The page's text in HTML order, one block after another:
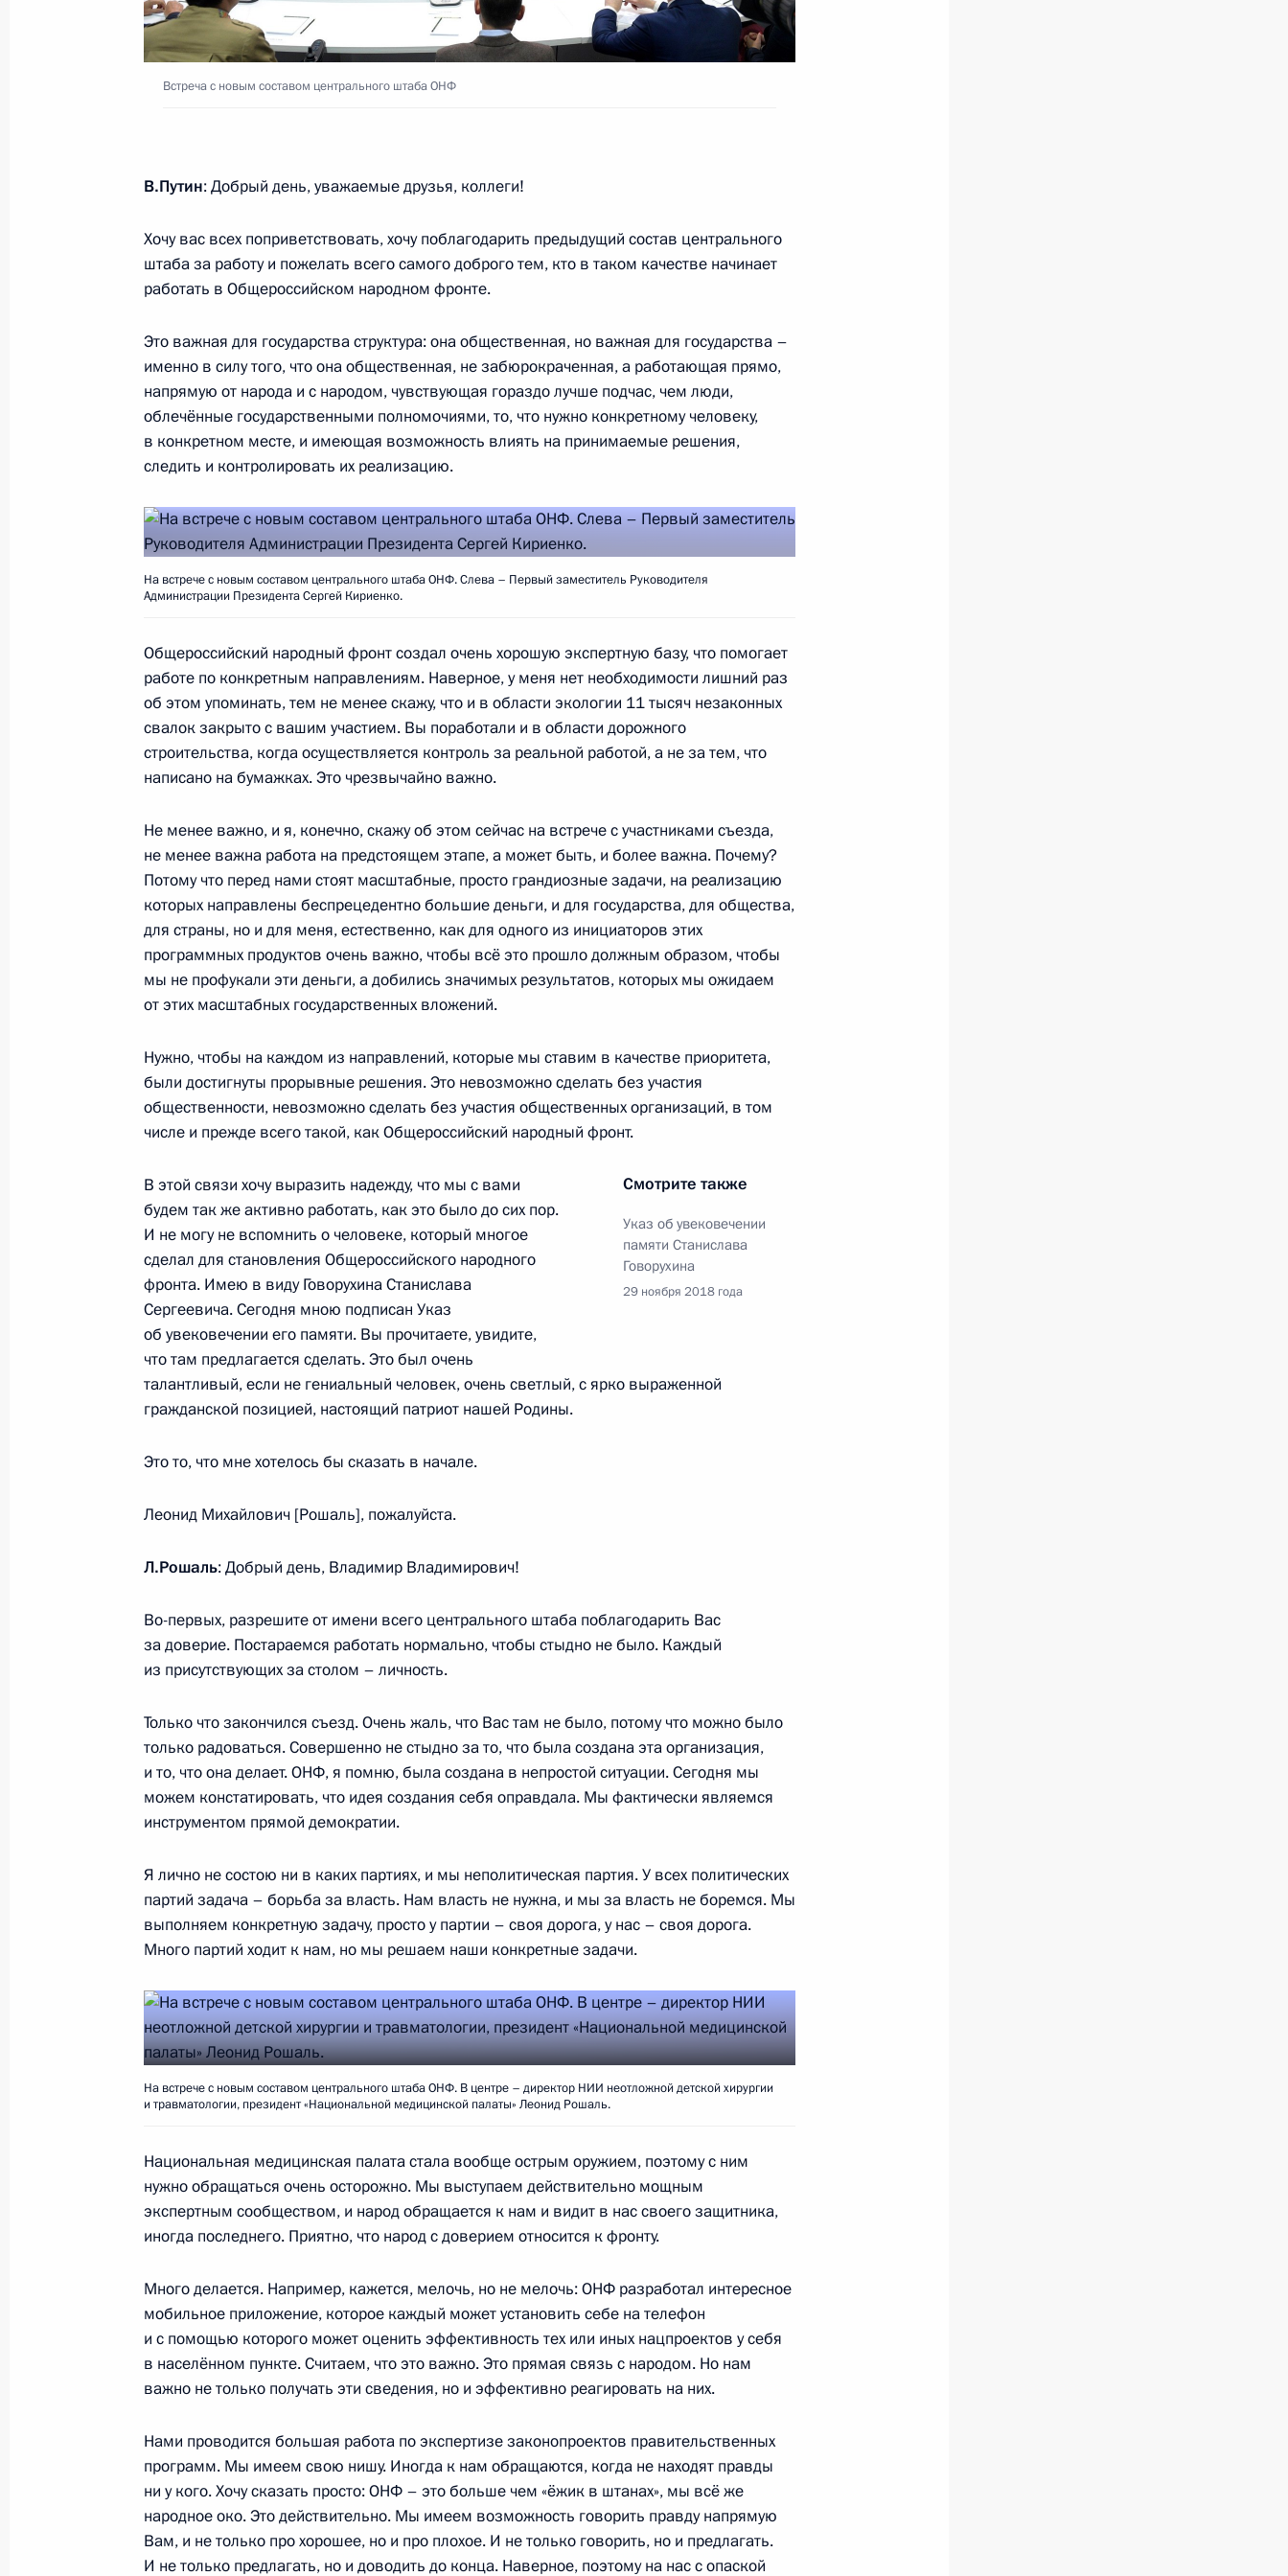
30 ноября 2018 года, 21:00
Встреча лидеров БРИКС
30 ноября 2018 года, 14:45
29 ноября 2018 года, четверг
Заседание Совета Безопасности Российской Федерации
29 ноября 2018 года, 15:40 Московская область, Ново-Огарёво
Съезд Общероссийского народного фронта
29 ноября 2018 года, 14:30 Москва
29 ноября 2018 года, 13:50
Встреча с новым составом центрального штаба ОНФ
29 ноября 2018 года, 13:45 Москва
28 ноября 2018 года, среда
30 ноября – 1 декабря Владимир Путин примет участие
в саммите «Группы двадцати» в Аргентине
28 ноября 2018 года, 17:00
Совещание с членами Правительства
28 ноября 2018 года, 17:00 Московская область, Ново-Огарёво
8
Инвестиционный форум «Россия зовёт!»
28 ноября 2018 года, 15:15 Москва
Телефонный разговор с Президентом Турции Реджепом Тайипом
Эрдоганом
28 ноября 2018 года, 13:20
27 ноября 2018 года, 18:00
27 ноября 2018 года, 14:30 Москва, Кремль
Телефонный разговор с Федеральным канцлером Германии
Ангелой Меркель
27 ноября 2018 года, 00:30
26 ноября 2018 года, понедельник
Встреча с главой Кировской области Игорем Васильевым
26 ноября 2018 года, 14:15 Москва, Кремль
23 ноября 2018 года, пятница
23 ноября 2018 года, 15:30 Ялта
Показать предыдущие материалы
Встреча с военнослужащими Военно-Морского Флота
Разделы сайта
Президента
Информационные
ресурсы
Официальные
сетевые ресурсы
Правовая и
техническая
Встреча с новым составом центрального штаба ОНФ
В.Путин: Добрый день, уважаемые друзья, коллеги!
Хочу вас всех поприветствовать, хочу поблагодарить предыдущий состав центрального
штаба за работу и пожелать всего самого доброго тем, кто в таком качестве начинает
работать в Общероссийском народном фронте.
Это важная для государства структура: она общественная, но важная для государства –
именно в силу того, что она общественная, не забюрокраченная, а работающая прямо,
напрямую от народа и с народом, чувствующая гораздо лучше подчас, чем люди,
облечённые государственными полномочиями, то, что нужно конкретному человеку,
в конкретном месте, и имеющая возможность влиять на принимаемые решения,
следить и контролировать их реализацию.
На встрече с новым составом центрального штаба ОНФ. Слева – Первый заместитель Руководителя
Администрации Президента Сергей Кириенко.
Общероссийский народный фронт создал очень хорошую экспертную базу, что помогает
работе по конкретным направлениям. Наверное, у меня нет необходимости лишний раз
об этом упоминать, тем не менее скажу, что и в области экологии 11 тысяч незаконных
свалок закрыто с вашим участием. Вы поработали и в области дорожного
строительства, когда осуществляется контроль за реальной работой, а не за тем, что
написано на бумажках. Это чрезвычайно важно.
Не менее важно, и я, конечно, скажу об этом сейчас на встрече с участниками съезда,
не менее важна работа на предстоящем этапе, а может быть, и более важна. Почему?
Потому что перед нами стоят масштабные, просто грандиозные задачи, на реализацию
которых направлены беспрецедентно большие деньги, и для государства, для общества,
для страны, но и для меня, естественно, как для одного из инициаторов этих
программных продуктов очень важно, чтобы всё это прошло должным образом, чтобы
мы не профукали эти деньги, а добились значимых результатов, которых мы ожидаем
от этих масштабных государственных вложений.
Нужно, чтобы на каждом из направлений, которые мы ставим в качестве приоритета,
были достигнуты прорывные решения. Это невозможно сделать без участия
общественности, невозможно сделать без участия общественных организаций, в том
числе и прежде всего такой, как Общероссийский народный фронт.
Смотрите также
Указ об увековечении
памяти Станислава
Говорухина
29 ноября 2018 года
В этой связи хочу выразить надежду, что мы с вами
будем так же активно работать, как это было до сих пор.
И не могу не вспомнить о человеке, который многое
сделал для становления Общероссийского народного
фронта. Имею в виду Говорухина Станислава
Сергеевича. Сегодня мною подписан Указ
об увековечении его памяти. Вы прочитаете, увидите,
что там предлагается сделать. Это был очень
талантливый, если не гениальный человек, очень светлый, с ярко выраженной
гражданской позицией, настоящий патриот нашей Родины.
Это то, что мне хотелось бы сказать в начале.
Леонид Михайлович [Рошаль], пожалуйста.
Л.Рошаль: Добрый день, Владимир Владимирович!
Во-первых, разрешите от имени всего центрального штаба поблагодарить Вас
за доверие. Постараемся работать нормально, чтобы стыдно не было. Каждый
из присутствующих за столом – личность.
Только что закончился съезд. Очень жаль, что Вас там не было, потому что можно было
только радоваться. Совершенно не стыдно за то, что была создана эта организация,
и то, что она делает. ОНФ, я помню, была создана в непростой ситуации. Сегодня мы
можем констатировать, что идея создания себя оправдала. Мы фактически являемся
инструментом прямой демократии.
Я лично не состою ни в каких партиях, и мы неполитическая партия. У всех политических
партий задача – борьба за власть. Нам власть не нужна, и мы за власть не боремся. Мы
выполняем конкретную задачу, просто у партии – своя дорога, у нас – своя дорога.
Много партий ходит к нам, но мы решаем наши конкретные задачи.
На встрече с новым составом центрального штаба ОНФ. В центре – директор НИИ неотложной детской хирургии
и травматологии, президент «Национальной медицинской палаты» Леонид Рошаль.
Национальная медицинская палата стала вообще острым оружием, поэтому с ним
нужно обращаться очень осторожно. Мы выступаем действительно мощным
экспертным сообществом, и народ обращается к нам и видит в нас своего защитника,
иногда последнего. Приятно, что народ с доверием относится к фронту.
Много делается. Например, кажется, мелочь, но не мелочь: ОНФ разработал интересное
мобильное приложение, которое каждый может установить себе на телефон
и с помощью которого может оценить эффективность тех или иных нацпроектов у себя
в населённом пункте. Считаем, что это важно. Это прямая связь с народом. Но нам
важно не только получать эти сведения, но и эффективно реагировать на них.
Нами проводится большая работа по экспертизе законопроектов правительственных
программ. Мы имеем свою нишу. Иногда к нам обращаются, когда не находят правды
ни у кого. Хочу сказать просто: ОНФ – это больше чем «ёжик в штанах», мы всё же
народное око. Это действительно. Мы имеем возможность говорить правду напрямую
Вам, и не только про хорошее, но и про плохое. И не только говорить, но и предлагать.
И не только предлагать, но и доводить до конца. Наверное, поэтому на нас с опаской